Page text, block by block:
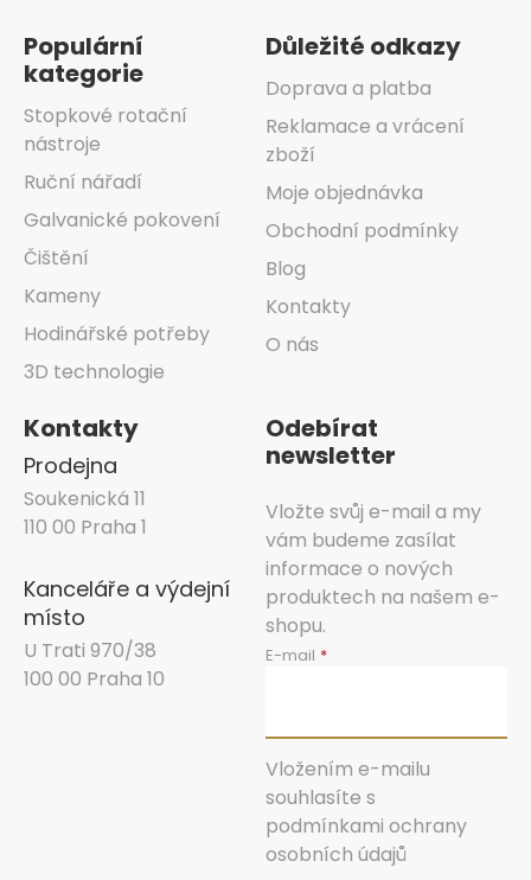
Populární
kategorie
Stopkové rotační
nástroje
Ruční nářadí
Galvanické pokovení
Čištění
Kameny
Hodinářské potřeby
3D technologie
Důležité odkazy
Doprava a platba
Reklamace a vrácení
zboží
Moje objednávka
Obchodní podmínky
Blog
Kontakty
O nás
Kontakty
Prodejna
Soukenická 11
110 00 Praha 1
Kanceláře a výdejní
místo
U Trati 970/38
100 00 Praha 10
Odebírat
newsletter
Vložte svůj e-mail a my
vám budeme zasílat
informace o nových
produktech na našem e-
shopu.
E-mail
Vložením e-mailu
souhlasíte s
podmínkami ochrany
osobních údajů